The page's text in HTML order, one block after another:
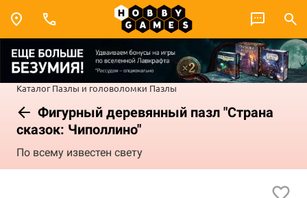
Каталог Пазлы и головоломки Пазлы
Фигурный деревянный пазл "Страна
сказок: Чиполлино"
По всему известен свету